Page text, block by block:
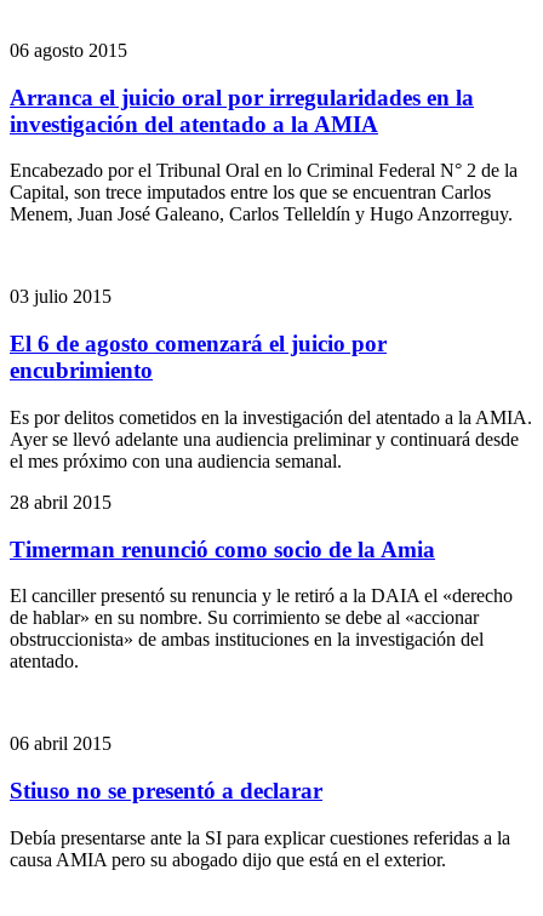
06 agosto 2015
Arranca el juicio oral por irregularidades en la
investigación del atentado a la AMIA
Encabezado por el Tribunal Oral en lo Criminal Federal N° 2 de la
Capital, son trece imputados entre los que se encuentran Carlos
Menem, Juan José Galeano, Carlos Telleldín y Hugo Anzorreguy.
03 julio 2015
El 6 de agosto comenzará el juicio por
encubrimiento
Es por delitos cometidos en la investigación del atentado a la AMIA.
Ayer se llevó adelante una audiencia preliminar y continuará desde
el mes próximo con una audiencia semanal.
28 abril 2015
Timerman renunció como socio de la Amia
El canciller presentó su renuncia y le retiró a la DAIA el «derecho
de hablar» en su nombre. Su corrimiento se debe al «accionar
obstruccionista» de ambas instituciones en la investigación del
atentado.
06 abril 2015
Stiuso no se presentó a declarar
Debía presentarse ante la SI para explicar cuestiones referidas a la
causa AMIA pero su abogado dijo que está en el exterior.